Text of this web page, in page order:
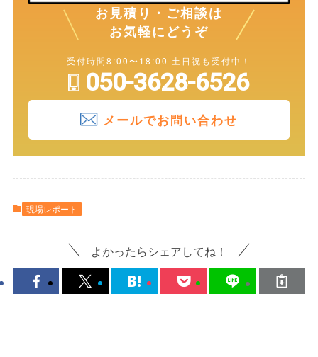
お見積り・ご相談は
お気軽にどうぞ
受付時間8:00〜18:00 土日祝も受付中！
050-3628-6526
メールでお問い合わせ
現場レポート
よかったらシェアしてね！